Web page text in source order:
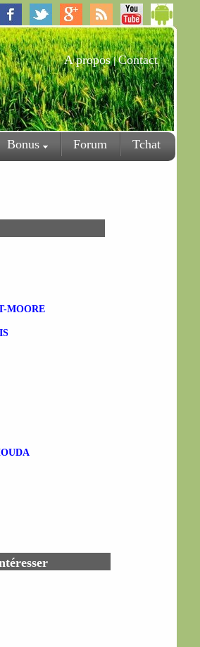
A propos|Contact
Bonus Forum Tchat
MOORE